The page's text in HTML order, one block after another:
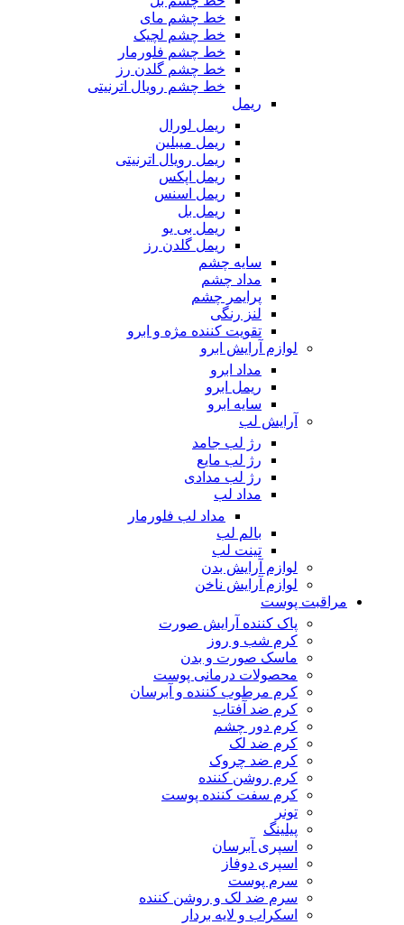
خط چشم مای
خط چشم لچیک
خط چشم فلورمار
خط چشم گلدن رز
خط چشم رویال اترنیتی
ریمل
ریمل لورال
ریمل میبلین
ریمل رویال اترنیتی
ریمل اپکس
ریمل اسنس
ریمل بل
ریمل بی یو
ریمل گلدن رز
سایه چشم
مداد چشم
پرایمر چشم
لنز رنگی
تقویت کننده مژه و ابرو
لوازم آرایش ابرو
مداد ابرو
ریمل ابرو
سایه ابرو
آرایش لب
رژ لب جامد
رژ لب مایع
رژ لب مدادی
مداد لب
مداد لب فلورمار
بالم لب
تینت لب
لوازم آرایش بدن
لوازم آرایش ناخن
مراقبت پوست
پاک کننده آرایش صورت
کرم شب و روز
ماسک صورت و بدن
محصولات درمانی پوست
کرم مرطوب کننده و آبرسان
کرم ضد آفتاب
کرم دور چشم
کرم ضد لک
کرم ضد چروک
کرم روشن کننده
کرم سفت کننده پوست
تونر
پیلینگ
اسپری آبرسان
اسپری دوفاز
سرم پوست
سرم ضد لک و روشن کننده
اسکراب و لایه بردار